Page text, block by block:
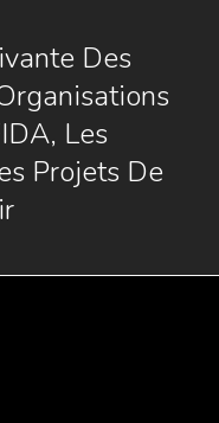
Des
Les
Projets De